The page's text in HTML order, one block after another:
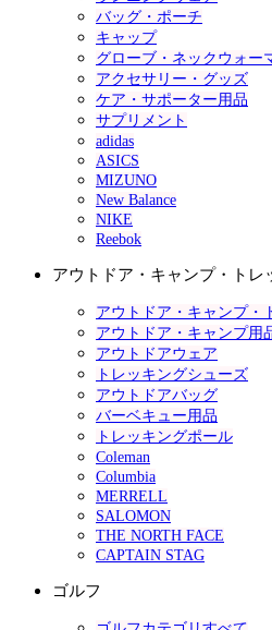
バッグ・ポーチ
キャップ
グローブ・ネックウォー
アクセサリー・グッズ
ケア・サポーター用品
サプリメント
adidas
ASICS
MIZUNO
New Balance
NIKE
Reebok
アウトドア・キャンプ・トレ
アウトドア・キャンプ・
アウトドア・キャンプ用
アウトドアウェア
トレッキングシューズ
アウトドアバッグ
バーベキュー用品
トレッキングポール
Coleman
Columbia
MERRELL
SALOMON
THE NORTH FACE
CAPTAIN STAG
ゴルフ